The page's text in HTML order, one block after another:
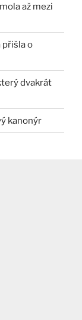
až mezi
přišla o
dvakrát
kanonýr